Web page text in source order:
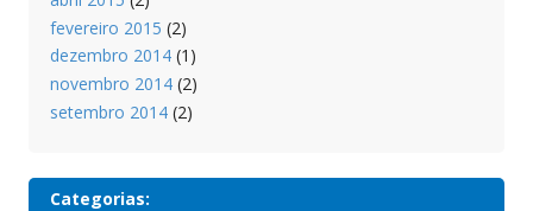
fevereiro 2015 (2)
dezembro 2014(1)
novembro 2014(2)
setembro 2014(2)
Categorias: